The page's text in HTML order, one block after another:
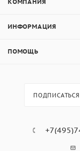
КОМПАНИЯ
ИНФОРМАЦИЯ
ПОМОЩЬ